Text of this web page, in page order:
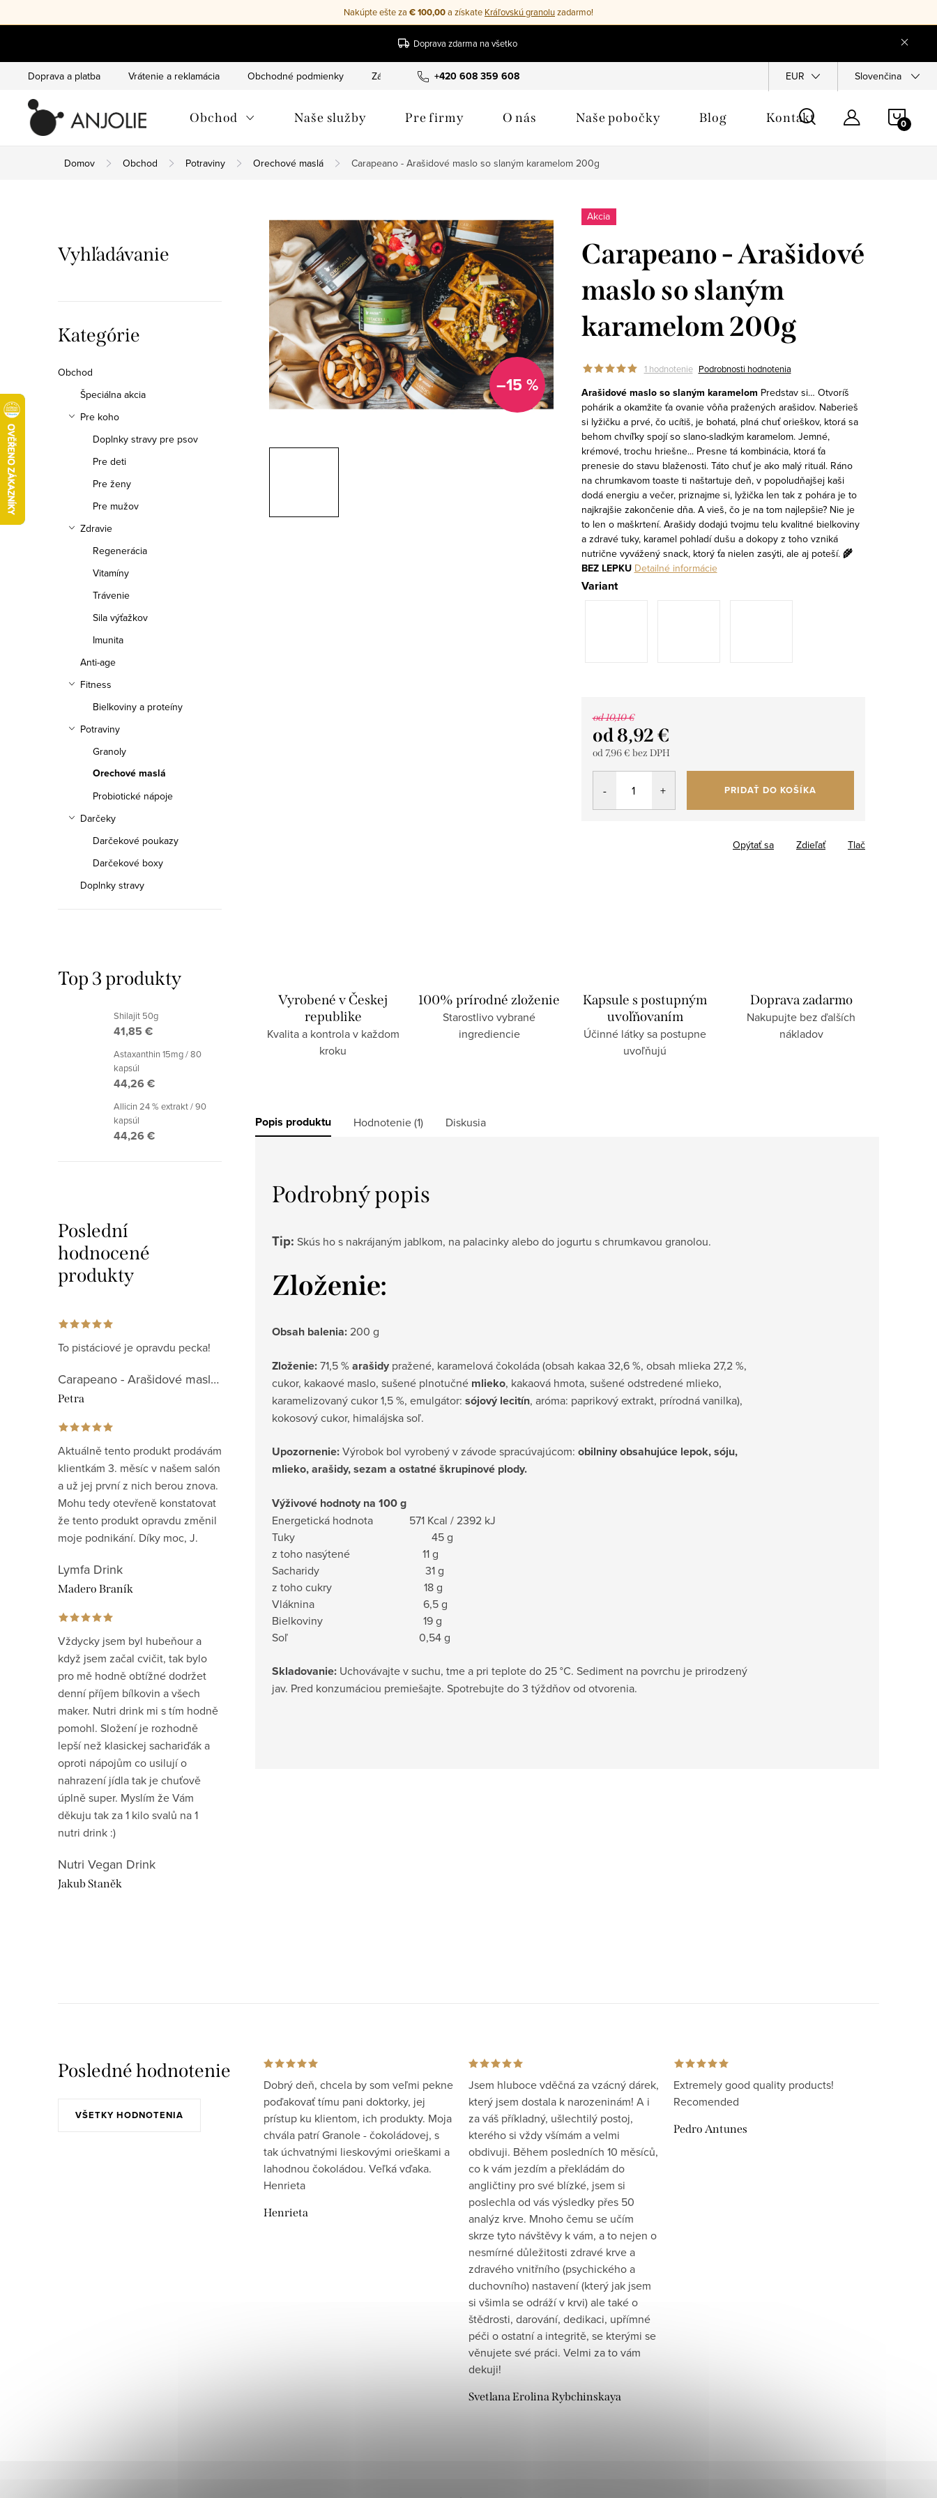
na
Nakúpte ešte za € 100,00a získate Kráľovskú granoluzadarmo!
Doprava zdarma na všetko
+420 608 359 608
Doprava a platba Vrátenie a reklamácia Obchodné podmienky Zásady ochrany osobných údajov EUR Slovenčina
Obchod Naše služby Pre firmy O nás Naše pobočky Blog Kontakt
Domov Obchod Potraviny Orechové maslá Carapeano - Arašidové maslo so slaným karamelom 200g
o
ý
a
n
Vyhľadávanie
Preskočiť
kategórie
Kategórie
Obchod
Špeciálna akcia
Pre koho
Doplnky stravy pre psov
Pre deti
Pre ženy
Pre mužov
Zdravie
Regenerácia
Vitamíny
Trávenie
Sila výťažkov
Imunita
Anti-age
Fitness
Bielkoviny a proteíny
Potraviny
Granoly
Orechové maslá
Probiotické nápoje
Darčeky
Darčekové poukazy
Darčekové boxy
Doplnky stravy
Top 3 produkty
Shilajit 50g
41,85 €
Astaxanthin 15mg / 80
kapsúl
44,26 €
Allicin 24 % extrakt / 90
kapsúl
44,26 €
Poslední
hodnocené
produkty
To pistáciové je opravdu pecka!
Carapeano - Arašidové maslo so slaným karamelom 200g
Petra
Aktuálně tento produkt prodávám
klientkám 3. měsíc v našem salón
a už jej první z nich berou znova.
Mohu tedy otevřeně konstatovat
že tento produkt opravdu změnil
moje podnikání. Díky moc, J.
Lymfa Drink
Madero Braník
Vždycky jsem byl hubeňour a
když jsem začal cvičit, tak bylo
pro mě hodně obtížné dodržet
denní příjem bílkovin a všech
maker. Nutri drink mi s tím hodně
pomohl. Složení je rozhodně
lepší než klasickej sachariďák a
oproti nápojům co usilují o
nahrazení jídla tak je chuťově
úplně super. Myslím že Vám
děkuju tak za 1 kilo svalů na 1
nutri drink :)
Nutri Vegan Drink
Jakub Staněk
–15 %
Akcia
Carapeano - Arašidové
maslo so slaným
karamelom 200g
1 hodnotenie Podrobnosti hodnotenia
Arašidové maslo so slaným karamelom Predstav si… Otvoríš
pohárik a okamžite ťa ovanie vôňa pražených arašidov. Naberieš
si lyžičku a prvé, čo ucítiš, je bohatá, plná chuť orieškov, ktorá sa
behom chvíľky spojí so slano-sladkým karamelom. Jemné,
krémové, trochu hriešne... Presne tá kombinácia, ktorá ťa
prenesie do stavu blaženosti. Táto chuť je ako malý rituál. Ráno
na chrumkavom toaste ti naštartuje deň, v popoludňajšej kaši
dodá energiu a večer, priznajme si, lyžička len tak z pohára je to
najkrajšie zakončenie dňa. A vieš, čo je na tom najlepšie? Nie je
to len o maškrtení. Arašidy dodajú tvojmu telu kvalitné bielkoviny
a zdravé tuky, karamel pohladí dušu a dokopy z toho vzniká
nutrične vyvážený snack, ktorý ťa nielen zasýti, ale aj poteší. 🌾
BEZ LEPKU Detailné informácie
Variant
od 10,10 €
od8,92 €
od7,96 € bez DPH
Jednotková
PRIDAŤ DO KOŠÍKA
Tlač
Opýtať sa Zdieľať
Vyrobené v Českej
republike
Kvalita a kontrola v každom
kroku
100% prírodné zloženie
Starostlivo vybrané
ingrediencie
Kapsule s postupným
uvoľňovaním
Účinné látky sa postupne
uvoľňujú
Doprava zadarmo
Nakupujte bez ďalších
nákladov
Popis produktu Hodnotenie (1) Diskusia
Podrobný popis
Tip: Skús ho s nakrájaným jablkom, na palacinky alebo do jogurtu s chrumkavou granolou.
Zloženie:
Obsah balenia:200 g
Zloženie:71,5 %arašidy pražené, karamelová čokoláda (obsah kakaa 32,6 %, obsah mlieka 27,2 %,
cukor, kakaové maslo, sušené plnotučné mlieko, kakaová hmota, sušené odstredené mlieko,
karamelizovaný cukor 1,5 %, emulgátor: sójový lecitín, aróma: paprikový extrakt, prírodná vanilka),
kokosový cukor, himalájska soľ.
Upozornenie:Výrobok bol vyrobený v závode spracúvajúcom: obilniny obsahujúce lepok, sóju,
mlieko, arašidy, sezam a ostatné škrupinové plody.
Výživové hodnoty na 100 g
Energetická hodnota 571 Kcal / 2392 kJ
Tuky 45 g
z toho nasýtené 11 g
Sacharidy 31 g
z toho cukry 18 g
Vláknina 6,5 g
Bielkoviny 19 g
Soľ 0,54 g
Skladovanie: Uchovávajte v suchu, tme a pri teplote do 25 °C. Sediment na povrchu je prirodzený
jav. Pred konzumáciou premiešajte. Spotrebujte do 3 týždňov od otvorenia.
Posledné hodnotenie
VŠETKY HODNOTENIA
Dobrý deň, chcela by som veľmi pekne
poďakovať tímu pani doktorky, jej
prístup ku klientom, ich produkty. Moja
chvála patrí Granole - čokoládovej, s
tak úchvatnými lieskovými orieškami a
lahodnou čokoládou. Veľká vďaka.
Henrieta
Henrieta
Jsem hluboce vděčná za vzácný dárek,
který jsem dostala k narozeninám! A i
za váš příkladný, ušlechtilý postoj,
kterého si vždy všímám a velmi
obdivuji. Během posledních 10 měsíců,
co k vám jezdím a překládám do
angličtiny pro své blízké, jsem si
poslechla od vás výsledky přes 50
analýz krve. Mnoho čemu se učím
skrze tyto návštěvy k vám, a to nejen o
nesmírné důležitosti zdravé krve a
zdravého vnitřního (psychického a
duchovního) nastavení (který jak jsem
si všimla se odráží v krvi) ale také o
štědrosti, darování, dedikaci, upřímné
péči o ostatní a integritě, se kterými se
věnujete své práci. Velmi za to vám
dekuji!
Svetlana Erolina Rybchinskaya
Extremely good quality products!
Recomended
Pedro Antunes